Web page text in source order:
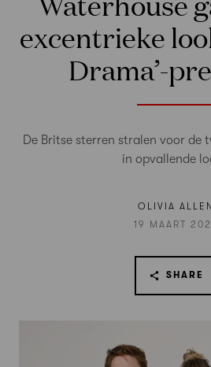
excentrieke
Drama’-
De Britse sterren stralen voor de
in opvallende
OLIVIA ALLEN
19 MAART
SHARE